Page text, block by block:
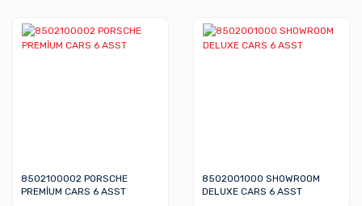
8502100002 PORSCHE
PREMİUM CARS 6 ASST
8502001000 SHOWROOM
DELUXE CARS 6 ASST